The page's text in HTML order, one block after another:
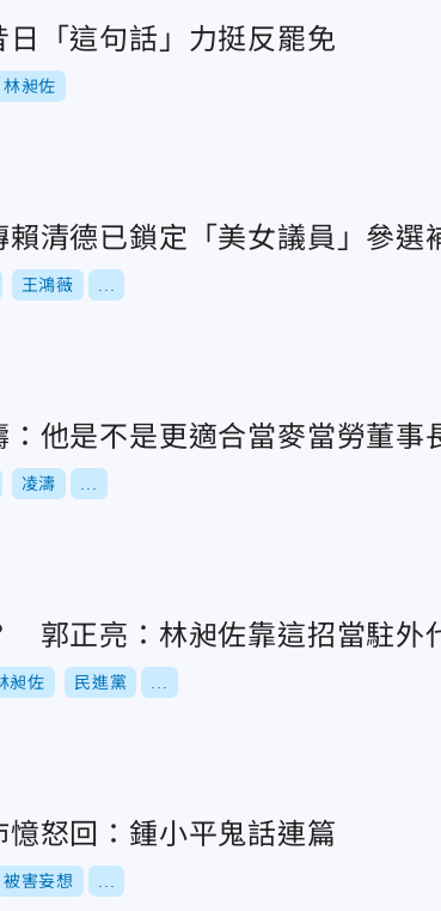
「這句話」力挺反罷免
林昶佐
清德已鎖定「美女議員」參選
王鴻薇
他是不是更適合當麥當勞董事
凌濤
郭正亮：林昶佐靠這招當駐外
昶佐 民進黨
怒回：鍾小平鬼話連篇
被害妄想